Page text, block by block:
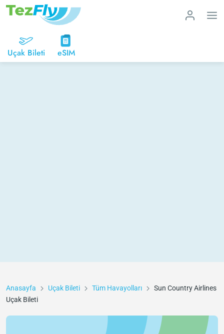
Uçak Bileti eSIM
Anasayfa Uçak Bileti Tüm Havayolları
Sun Country Airlines
Uçak Bileti